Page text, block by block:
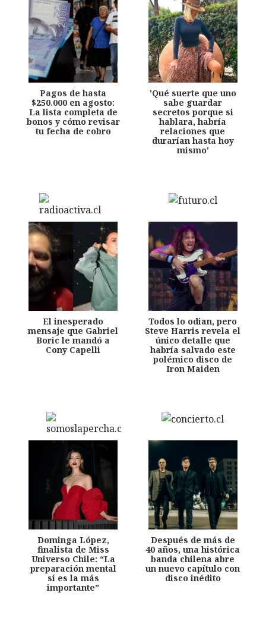
Pagos de hasta
$250.000 en agosto:
La lista completa de
bonos y cómo revisar
tu fecha de cobro
'Qué suerte que uno
sabe guardar
secretos porque si
hablara, habría
relaciones que
durarían hasta hoy
mismo'
El inesperado
mensaje que Gabriel
Boric le mandó a
Cony Capelli
Todos lo odian, pero
Steve Harris revela el
único detalle que
habría salvado este
polémico disco de
Iron Maiden
Dominga López,
finalista de Miss
Universo Chile: “La
preparación mental
sí es la más
importante”
Después de más de
40 años, una histórica
banda chilena abre
un nuevo capítulo con
disco inédito